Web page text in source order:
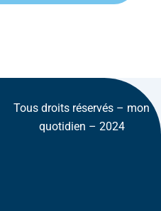
Tous droits réservés – mon
quotidien – 2024